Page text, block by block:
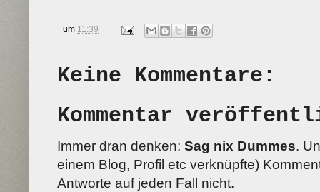
um 11:39
Keine Kommentare:
Kommentar
Immer dran denken: Sag nix Dummes.
einem Blog, Profil etc verknüpfte)
Antworte auf jeden Fall nicht.